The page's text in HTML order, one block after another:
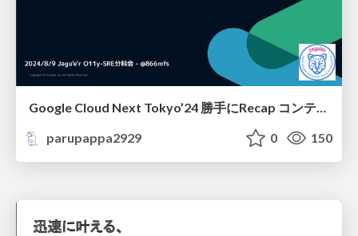
Google Cloud Next Tokyo’24 勝手にRecap コンテナ最新アップデート紹介 / google-cloud-next-recap-gke-cloud-run
parupappa2929
0 150